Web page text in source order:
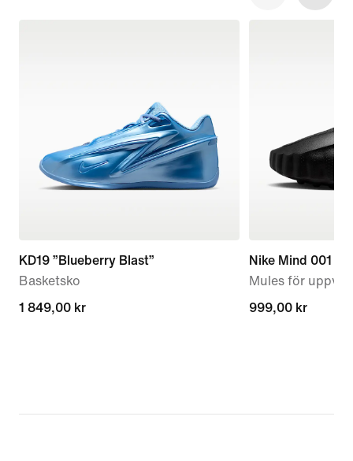
KD19 ”Blueberry Blast”
Basketsko
1 849,00 kr
1 849,00 kr
Nike Mind 001
Mules för
999,00 kr
999,00 kr